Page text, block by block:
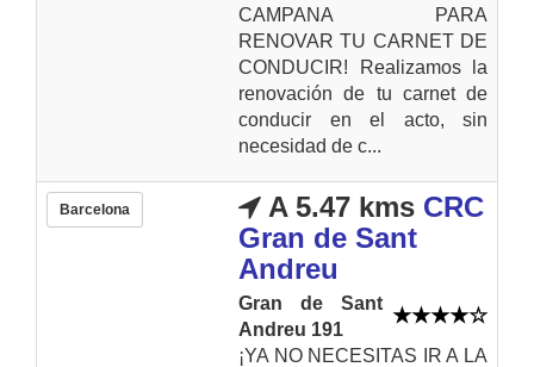
CAMPANA PARA
RENOVAR TU CARNET DE
CONDUCIR! Realizamos la
renovación de tu carnet de
conducir en el acto, sin
necesidad de c...
Barcelona A 5.47 kms CRC
Gran de Sant
Andreu
Gran de Sant
Andreu 191
¡YA NO NECESITAS IR A LA